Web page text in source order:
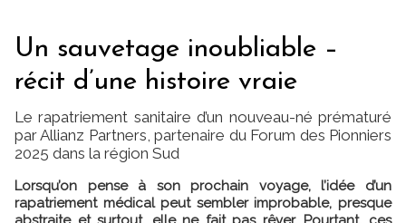
Un sauvetage inoubliable –
récit d’une histoire vraie
Le rapatriement sanitaire d’un nouveau-né prématuré
par Allianz Partners, partenaire du Forum des Pionniers
2025 dans la région Sud
Lorsqu’on pense à son prochain voyage, l’idée d’un
rapatriement médical peut sembler improbable, presque